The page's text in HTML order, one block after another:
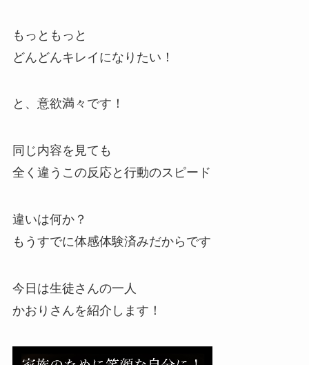
もっともっと
どんどんキレイになりたい！
と、意欲満々です！
同じ内容を見ても
全く違うこの反応と行動のスピード
違いは何か？
もうすでに体感体験済みだからです
今日は生徒さんの一人
かおりさんを紹介します！